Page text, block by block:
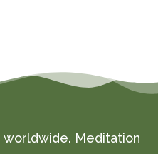
worldwide. Meditation